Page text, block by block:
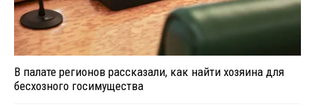
В палате регионов рассказали, как найти хозяина для
бесхозного госимущества